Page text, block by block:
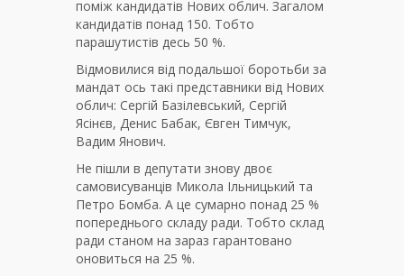
поміж кандидатів Нових облич. Загалом
кандидатів понад 150. Тобто
парашутистів десь 50 %.
Відмовилися від подальшої боротьби за
мандат ось такі представники від Нових
облич: Сергій Базілевський, Сергій
Ясінєв, Денис Бабак, Євген Тимчук,
Вадим Янович.
Не пішли в депутати знову двоє
самовисуванців Микола Ільницький та
Петро Бомба. А це сумарно понад 25 %
попереднього складу ради. Тобто склад
ради станом на зараз гарантовано
оновиться на 25 %.